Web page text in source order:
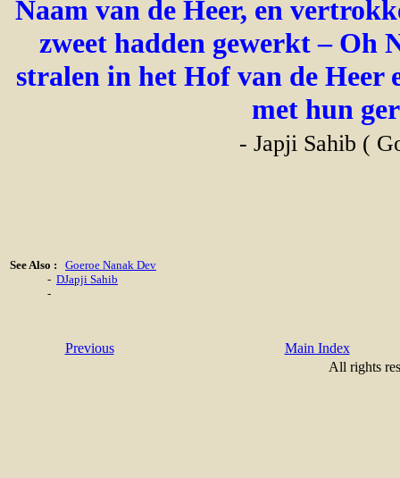
Naam van de Heer, en
zweet hadden gewerkt – Oh
stralen in het Hof van de Heer
met hun
- Japji Sahib (
See Also :
Goeroe Nanak Dev
- DJapji Sahib
-
Previous
Main Index
All rights